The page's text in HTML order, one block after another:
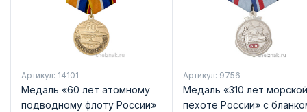
Артикул: 14101
Медаль «60 лет атомному
подводному флоту России»
Артикул: 9756
Медаль «310 лет морской
пехоте России» с